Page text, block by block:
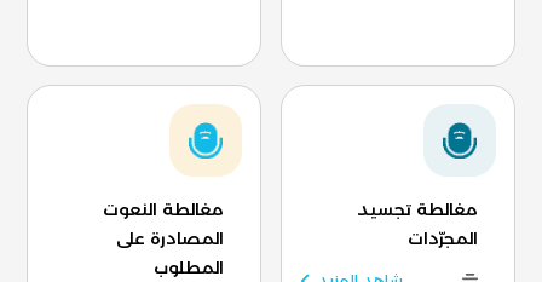
مغالطة تجسيد
المجرّدات
مغالطة النعوت
المصادرة على
المطلوب